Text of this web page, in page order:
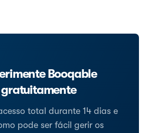
Booqable
gratuitamente
total durante 14 dias e
pode ser fácil gerir os